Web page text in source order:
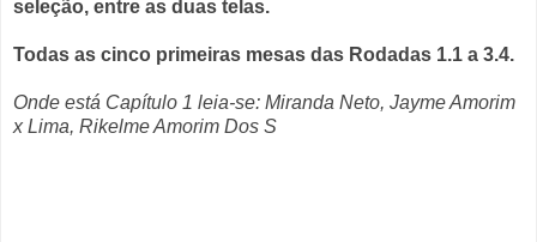
seleção, entre as duas telas.
Todas as cinco primeiras mesas das Rodadas 1.1 a 3.4.
Onde está Capítulo 1 leia-se: Miranda Neto, Jayme Amorim
x Lima, Rikelme Amorim Dos S